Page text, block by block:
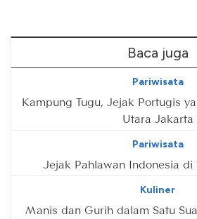
Baca juga
Pariwisata
Kampung Tugu, Jejak Portugis
Utara Jakarta
Pariwisata
Jejak Pahlawan Indonesia di
Kuliner
Manis dan Gurih dalam Satu